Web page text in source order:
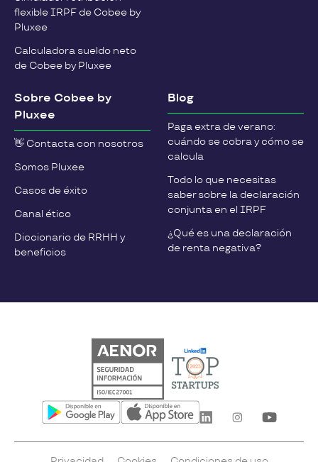
flexible IRPF de Cobee by
Pluxee
Calculadora sueldo neto
de Cobee by Pluxee
Sobre Cobee by
Pluxee
👋 Contacta con nosotros
Somos Pluxee
Casos de éxito
Canal ético
Diccionario de RRHH y
beneficios
Blog
Paga extra de verano:
cuándo se cobra y cómo se
calcula
Todo lo que necesitas
saber sobre la declaración
conjunta en el IRPF
¿Qué es una declaración
de renta negativa?